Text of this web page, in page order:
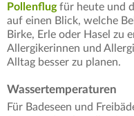
Pollenflugfür heute und
auf einen Blick, welche
Birke, Erle oder Hasel zu
Allergikerinnen und
Alltag besser zu planen.
Wassertemperaturen
Für Badeseen und